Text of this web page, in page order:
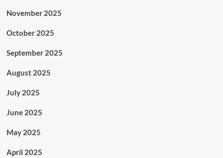
November 2025
October 2025
September 2025
August 2025
July 2025
June 2025
May 2025
April 2025